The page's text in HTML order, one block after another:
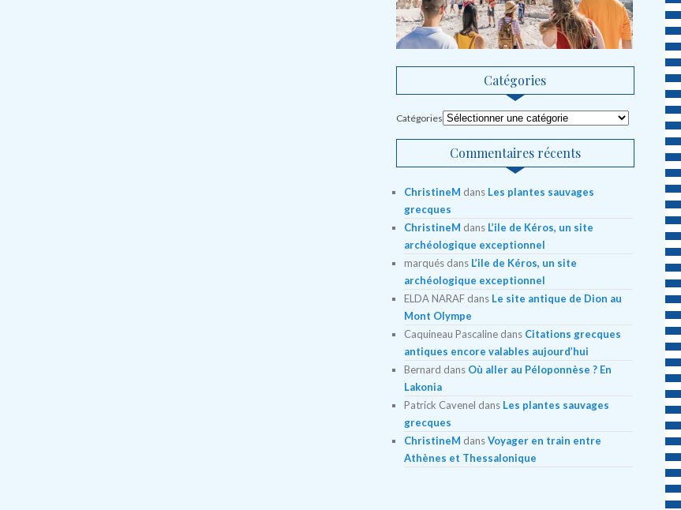
Catégories
Catégories
Commentaires récents
ChristineM dans Les plantes sauvages
grecques
ChristineM dans L’ile de Kéros, un site
archéologique exceptionnel
marquésdans L’ile de Kéros, un site
archéologique exceptionnel
ELDA NARAFdans Le site antique de Dion au
Mont Olympe
Caquineau Pascalinedans Citations grecques
antiques encore valables aujourd’hui
Bernard dans Où aller au Péloponnèse ? En
Lakonia
Patrick Cavenel dans Les plantes sauvages
grecques
ChristineM dansVoyager en train entre
Athènes et Thessalonique